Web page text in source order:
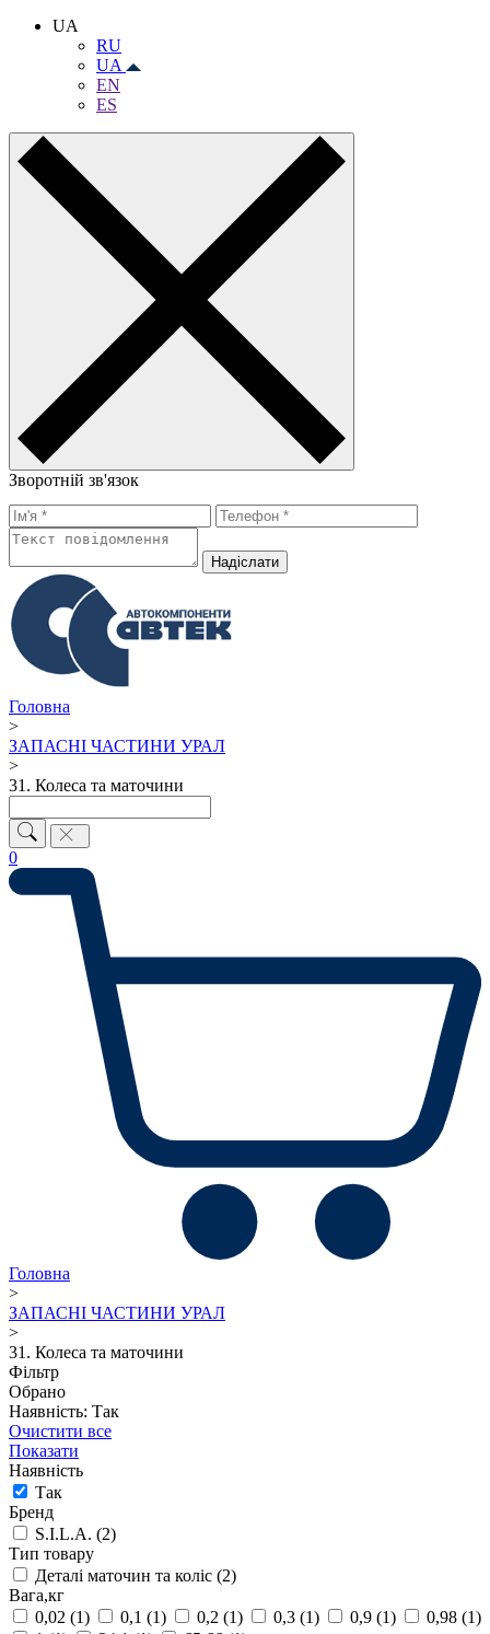
UA
RU
UA
EN
ES
Зворотній зв'язок
Надiслати
Головна
>
ЗАПАСНІ ЧАСТИНИ УРАЛ
>
31. Колеса та маточини
0
Головна
>
ЗАПАСНІ ЧАСТИНИ УРАЛ
>
31. Колеса та маточини
Фільтр
Обрано
Наявність: Так
Очистити все
Показати
Наявність
Так
Бренд
S.I.L.A. (2)
Тип товару
Деталі маточин та коліс (2)
Вага,кг
0,02 (1) 0,1 (1) 0,2 (1) 0,3 (1) 0,9 (1) 0,98 (1)